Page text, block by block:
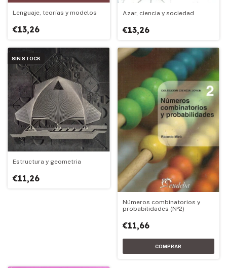
Lenguaje, teorías y modelos
€13,26
Azar, ciencia y sociedad
€13,26
SIN STOCK
Estructura y geometria
€11,26
Números combinatorios y
probabilidades (Nº2)
€11,66